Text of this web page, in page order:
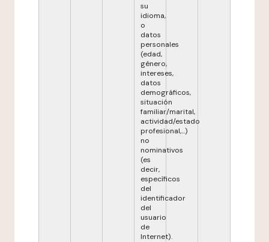
su
idioma,
o
datos
personales
(edad,
género,
intereses,
datos
demográficos,
situación
familiar/marital,
actividad/estado
profesional,...)
no
nominativos
(es
decir,
específicos
del
identificador
del
usuario
de
Internet).